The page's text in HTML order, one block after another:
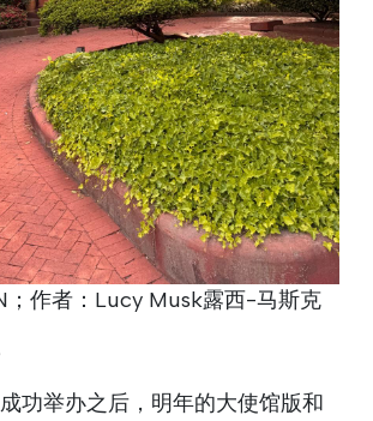
作者：Lucy Musk露西-马斯克
功举办之后，明年的大使馆版和